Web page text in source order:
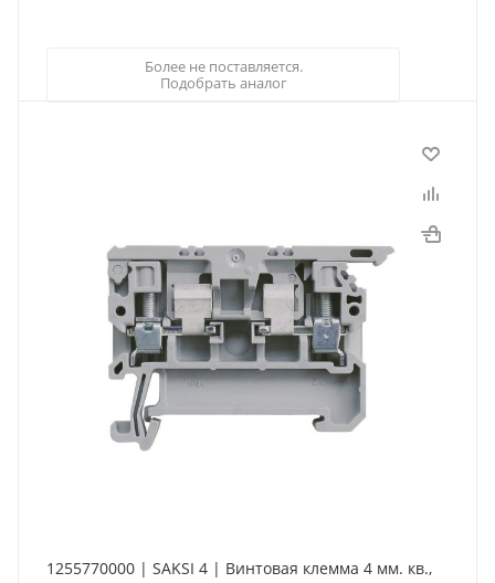
Более не поставляется.
Подобрать аналог
1255770000 | SAKSI 4 | Винтовая клемма 4 мм. кв.,